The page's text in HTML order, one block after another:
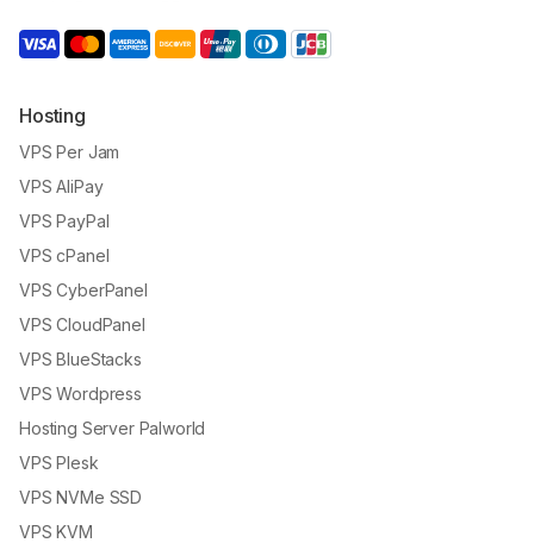
Hosting
VPS Per Jam
VPS AliPay
VPS PayPal
VPS cPanel
VPS CyberPanel
VPS CloudPanel
VPS BlueStacks
VPS Wordpress
Hosting Server Palworld
VPS Plesk
VPS NVMe SSD
VPS KVM